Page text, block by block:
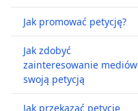
Jak promować petycję?
Jak zdobyć
zainteresowanie mediów
swoją petycją
Jak przekazać petycję